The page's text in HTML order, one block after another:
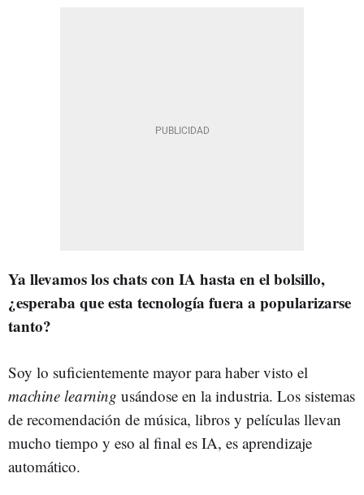
Ya llevamos los chats con IA hasta en el bolsillo,
¿esperaba que esta tecnología fuera a popularizarse
tanto?
Soy lo suficientemente mayor para haber visto el
machine learning usándose en la industria. Los sistemas
de recomendación de música, libros y películas llevan
mucho tiempo y eso al final es IA, es aprendizaje
automático.